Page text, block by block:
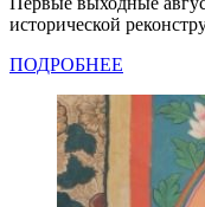
исторической
ПОДРОБНЕЕ